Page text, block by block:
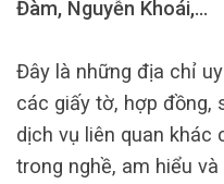
Đàm, Nguyễn Khoái,…
Đây là những địa chỉ
các giấy tờ, hợp đồng,
dịch vụ liên quan khác
trong nghề, am hiểu